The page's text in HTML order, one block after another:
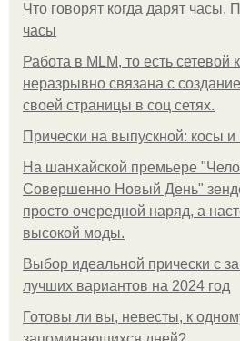
Что говорят когда дарят часы.
часы
Работа в MLM, то есть сетевой
неразрывно связана с
своей страницы в соц сетях.
Прически на выпускной: косы и
На шанхайской премьере
Совершенно Новый День"
просто очередной наряд, а
высокой моды.
Выбор идеальной прически с
лучших вариантов на 2024 год
Готовы ли вы, невесты, к